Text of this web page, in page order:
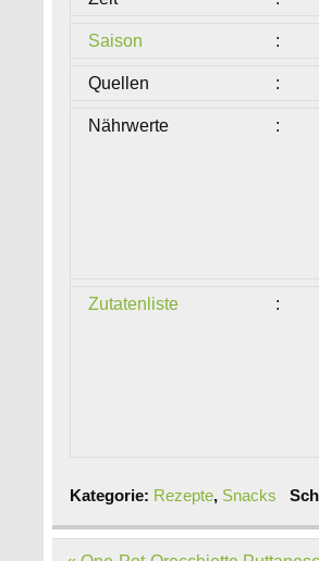
Saison :
Quellen :
Nährwerte :
Zutatenliste :
Kategorie: Rezepte, Snacks